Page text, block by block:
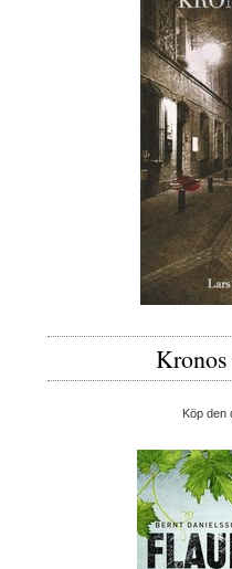
Köp den